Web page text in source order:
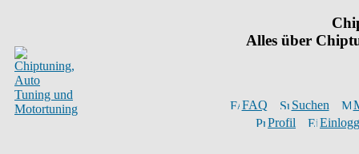
Alles über
FAQ Suchen
Profil